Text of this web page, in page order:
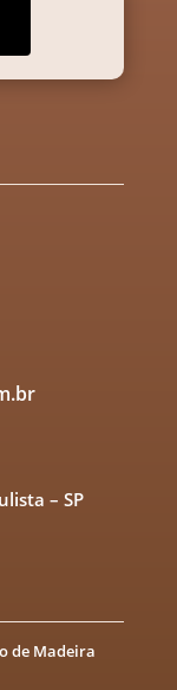
– SP
de Madeira